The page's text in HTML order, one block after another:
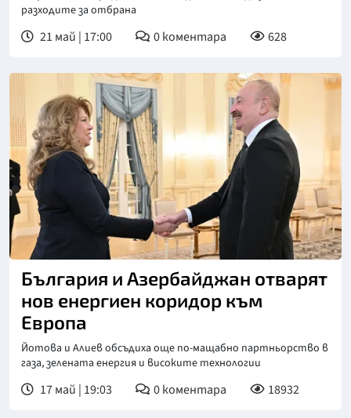
разходите за отбрана
21 май | 17:00 0коментара 628
България и Азербайджан отварят
нов енергиен коридор към
Европа
Йотова и Алиев обсъдиха още по-мащабно партньорство в
газа, зелената енергия и високите технологии
17 май | 19:03 0коментара 18932